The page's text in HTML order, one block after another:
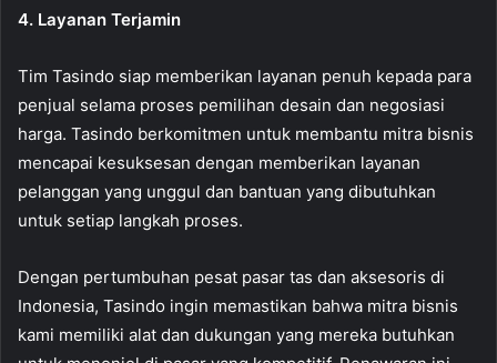
4. Layanan Terjamin
Tim Tasindo siap memberikan layanan penuh kepada para
penjual selama proses pemilihan desain dan negosiasi
harga. Tasindo berkomitmen untuk membantu mitra bisnis
mencapai kesuksesan dengan memberikan layanan
pelanggan yang unggul dan bantuan yang dibutuhkan
untuk setiap langkah proses.
Dengan pertumbuhan pesat pasar tas dan aksesoris di
Indonesia, Tasindo ingin memastikan bahwa mitra bisnis
kami memiliki alat dan dukungan yang mereka butuhkan